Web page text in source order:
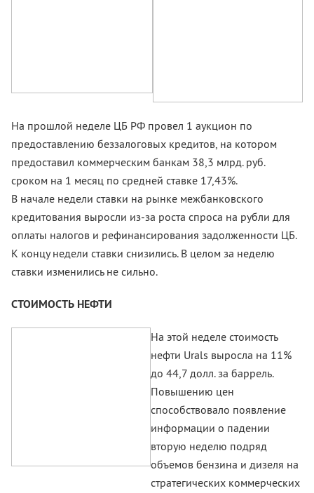
На прошлой неделе ЦБ РФ провел 1 аукцион по
предоставлению беззалоговых кредитов, на котором
предоставил коммерческим банкам 38,3 млрд. руб.
сроком на 1 месяц по средней ставке 17,43%.
В начале недели ставки на рынке межбанковского
кредитования выросли из-за роста спроса на рубли для
оплаты налогов и рефинансирования задолженности ЦБ.
К концу недели ставки снизились. В целом за неделю
ставки изменились не сильно.
СТОИМОСТЬ НЕФТИ
На этой неделе стоимость
нефти Urals выросла на 11%
до 44,7 долл. за баррель.
Повышению цен
способствовало появление
информации о падении
вторую неделю подряд
объемов бензина и дизеля на
стратегических коммерческих